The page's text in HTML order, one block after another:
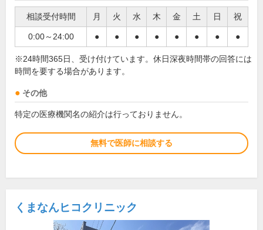
相談受付時間 月 火 水 木 金 土 日 祝
0:00～24:00 ● ● ● ● ● ● ● ●
※24時間365日、受け付けています。休日深夜時間帯の回答には
時間を要する場合があります。
その他
特定の医療機関名の紹介は行っておりません。
無料で医師に相談する
くまなんヒコクリニック